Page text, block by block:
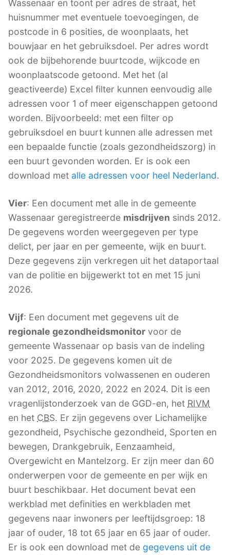
Wassenaar en toont per adres de straat, het
huisnummer met eventuele toevoegingen, de
postcode in 6 posities, de woonplaats, het
bouwjaar en het gebruiksdoel. Per adres wordt
ook de bijbehorende buurtcode, wijkcode en
woonplaatscode getoond. Met het (al
geactiveerde) Excel filter kunnen eenvoudig alle
adressen voor 1 of meer eigenschappen getoond
worden. Bijvoorbeeld: met een filter op
gebruiksdoel en buurt kunnen alle adressen met
een bepaalde functie (zoals gezondheidszorg) in
een buurt gevonden worden. Er is ook een
download met alle adressen voor heel Nederland.
Vier: Een document met alle in de gemeente
Wassenaar geregistreerde misdrijven sinds 2012.
De gegevens worden weergegeven per type
delict, per jaar en per gemeente, wijk en buurt.
Deze gegevens zijn verkregen uit het dataportaal
van de politie en bijgewerkt tot en met 15 juni
2026.
Vijf: Een document met gegevens uit de
regionale gezondheidsmonitor voor de
gemeente Wassenaar op basis van de indeling
voor 2025. De gegevens komen uit de
Gezondheidsmonitors volwassenen en ouderen
van 2012, 2016, 2020, 2022 en 2024. Dit is een
vragenlijstonderzoek van de GGD-en, het RIVM
en het CBS. Er zijn gegevens over Lichamelijke
gezondheid, Psychische gezondheid, Sporten en
bewegen, Drankgebruik, Eenzaamheid,
Overgewicht en Mantelzorg. Er zijn meer dan 60
onderwerpen voor de gemeente en per wijk en
buurt beschikbaar. Het document bevat een
werkblad met definities en werkbladen met
gegevens naar inwoners per leeftijdsgroep: 18
jaar of ouder, 18 tot 65 jaar en 65 jaar of ouder.
Er is ook een download met de gegevens uit de